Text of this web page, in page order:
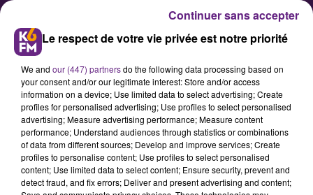
Daniel Cousin, Senior Compagnie
Le respect de votre vie privée est notre priorité
We and our (447) partnersdo the following data processing based on
your consent and/or our legitimate interest: Store and/or access
information on a device; Use limited data to select advertising; Create
profiles for personalised advertising; Use profiles to select personalised
advertising; Measure advertising performance; Measure content
performance; Understand audiences through statistics or combinations
of data from different sources; Develop and improve services; Create
profiles to personalise content; Use profiles to select personalised
content; Use limited data to select content; Ensure security, prevent and
detect fraud, and fix errors; Deliver and present advertising and content;
Continuer sans accepter